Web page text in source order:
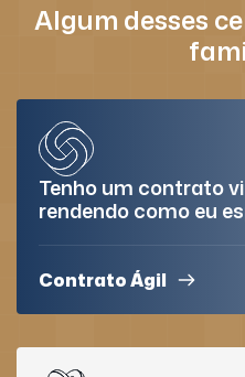
Algum desses
Tenho um contrato
rendendo como eu
Contrato Ágil